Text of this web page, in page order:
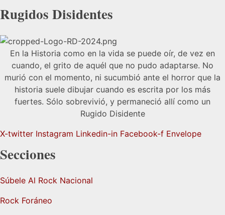
Rugidos Disidentes
En la Historia como en la vida se puede oír, de vez en
cuando, el grito de aquél que no pudo adaptarse. No
murió con el momento, ni sucumbió ante el horror que la
historia suele dibujar cuando es escrita por los más
fuertes. Sólo sobrevivió, y permaneció allí como un
Rugido Disidente
X-twitter Instagram Linkedin-in Facebook-f Envelope
Secciones
Súbele Al Rock Nacional
Rock Foráneo